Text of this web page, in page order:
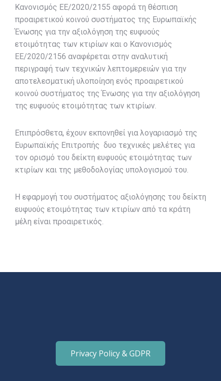
Κανονισμός ΕΕ/2020/2155 αφορά τη θέσπιση
προαιρετικού κοινού συστήματος της Ευρωπαϊκής
Ένωσης για την αξιολόγηση της ευφυούς
ετοιμότητας των κτιρίων και ο Κανονισμός
ΕΕ/2020/2156 αναφέρεται στην αναλυτική
περιγραφή των τεχνικών λεπτομερειών για την
αποτελεσματική υλοποίηση ενός προαιρετικού
κοινού συστήματος της Ένωσης για την αξιολόγηση
της ευφυούς ετοιμότητας των κτιρίων.
Επιπρόσθετα, έχουν εκπονηθεί για λογαριασμό της
Ευρωπαϊκής Επιτροπής δυο τεχνικές μελέτες για
τον ορισμό του δείκτη ευφυούς ετοιμότητας των
κτιρίων και της μεθοδολογίας υπολογισμού του.
Η εφαρμογή του συστήματος αξιολόγησης του δείκτη
ευφυούς ετοιμότητας των κτιρίων από τα κράτη
μέλη είναι προαιρετικός.
Privacy Policy & GDPR